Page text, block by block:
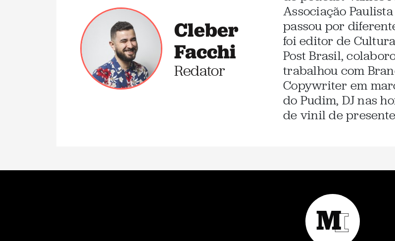
Cleber
Facchi
Redator
Associação
passou por
foi editor de
Post Brasil,
trabalhou com
Copywriter em
do Pudim, DJ nas
de vinil de